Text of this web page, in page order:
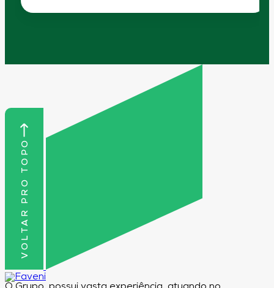
VOLTAR PRO TOPO